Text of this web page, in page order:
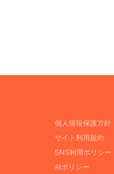
個人情報保護方針
サイト利用規約
SNS利用ポリシー
AIポリシー